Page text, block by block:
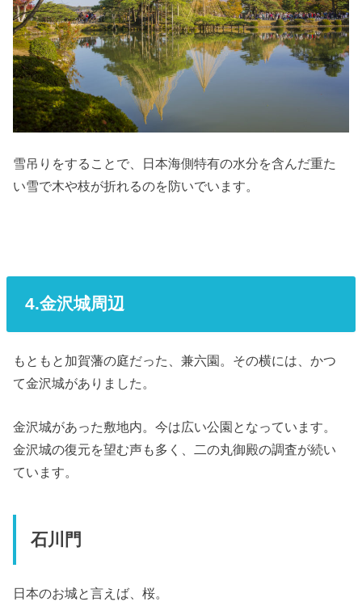
雪吊りをすることで、日本海側特有の水分を含んだ重た
い雪で木や枝が折れるのを防いでいます。
4.金沢城周辺
もともと加賀藩の庭だった、兼六園。その横には、かつ
て金沢城がありました。
金沢城があった敷地内。今は広い公園となっています。
金沢城の復元を望む声も多く、二の丸御殿の調査が続い
ています。
石川門
日本のお城と言えば、桜。